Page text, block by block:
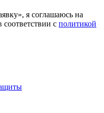
я соглашаюсь на
с политикой